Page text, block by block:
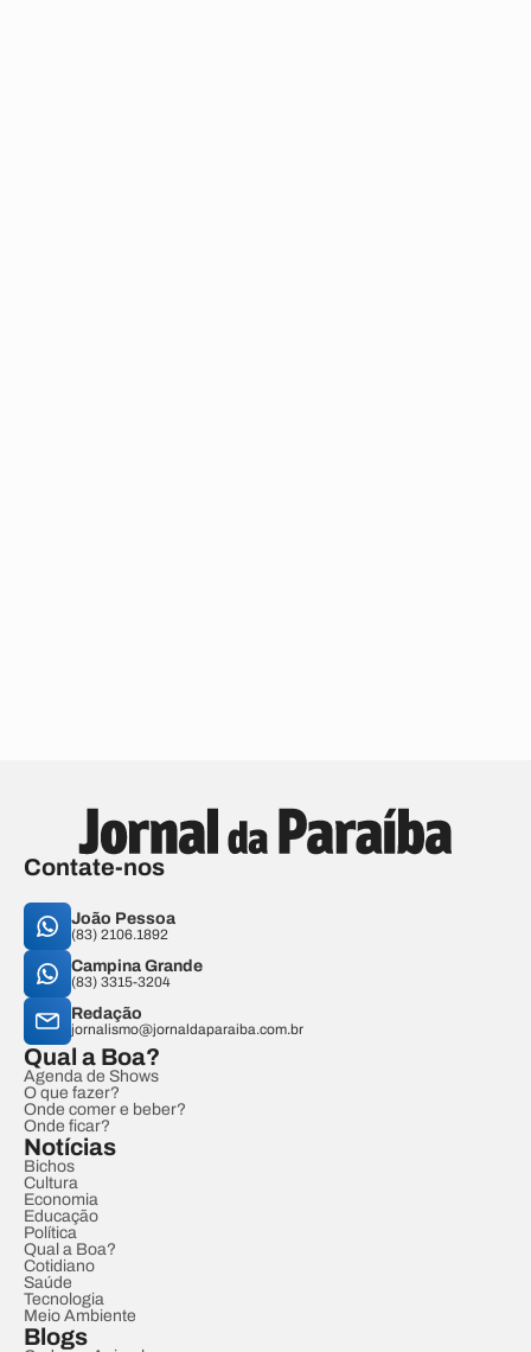
Contate-nos
João Pessoa
(83) 2106.1892
Campina Grande
(83) 3315-3204
Redação
jornalismo@jornaldaparaiba.com.br
Qual a Boa?
Agenda de Shows
O que fazer?
Onde comer e beber?
Onde ficar?
Notícias
Bichos
Cultura
Economia
Educação
Política
Qual a Boa?
Cotidiano
Saúde
Tecnologia
Meio Ambiente
Blogs